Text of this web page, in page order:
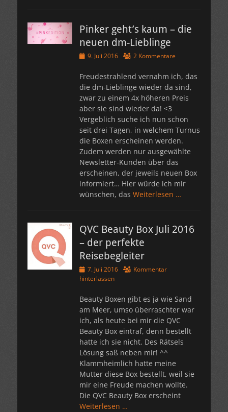
Pinker geht’s kaum – die
neuen dm-Lieblinge
Veröffentlicht
9. Juli 2016 2 Kommentare
Freudestrahlend vernahm ich, das
die dm-Lieblinge wieder da sind,
zwar zu einem 4x höheren Preis
aber sie sind wieder da! <3
Vergeblich suche ich nun schon
seit drei Tagen, in welchem Turnus
die Boxen erscheinen werden.
Zudem werden nur ausgewählte
Newsletter-Kunden über das
erscheinen, der jeweils neuen Box
informiert… Hier würde ich mir
wünschen, das Weiterlesen …
QVC Beauty Box Juli 2016
– der perfekte
Reisebegleiter
Veröffentlicht
am
7. Juli 2016
Kommentar
hinterlassen
Beauty Boxen gibt es ja wie Sand
am Meer, umso überraschter war
ich, als heute bei mir die QVC
Beauty Box eintraf, denn bestellt
hatte ich sie nicht. Des Rätsels
Lösung saß neben mir! ^^
Klammheimlich hatte meine
Mutter diese Box bestellt, weil sie
mir eine Freude machen wollte.
Die QVC Beauty Box erscheint
Weiterlesen …